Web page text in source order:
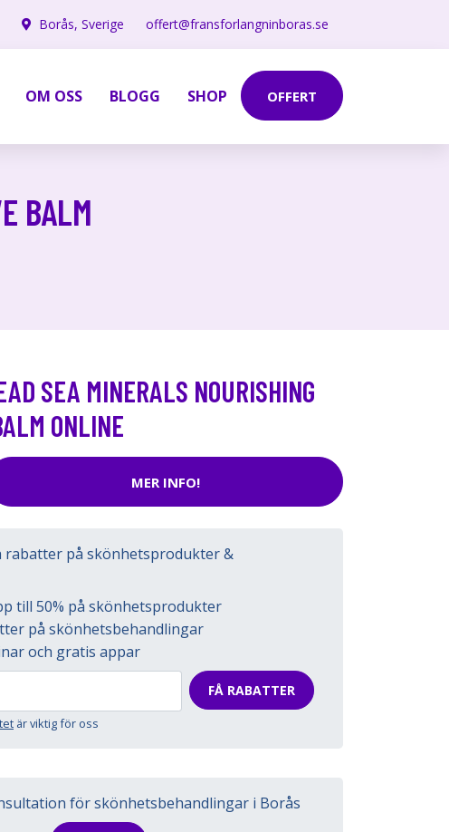
Borås, Sverige offert@fransforlangninboras.se
OM OSS BLOGG SHOP OFFERT
BALM
SEA MINERALS NOURISHING
ONLINE
MER INFO!
rabatter på skönhetsprodukter &
till 50% på skönhetsprodukter
på skönhetsbehandlingar
och gratis appar
FÅ RABATTER
är viktig för oss
för skönhetsbehandlingar i Borås